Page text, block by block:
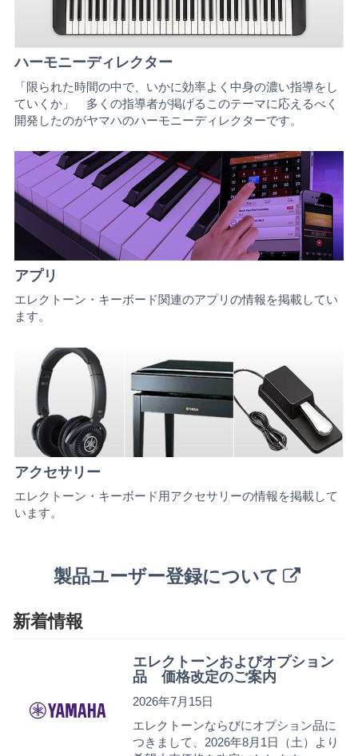
ハーモニーディレクター
「限られた時間の中で、いかに効率よく中身の濃い指導をし
ていくか」 多くの指導者が掲げるこのテーマに応えるべく
開発したのがヤマハのハーモニーディレクターです。
アプリ
エレクトーン・キーボード関連のアプリの情報を掲載してい
ます。
アクセサリー
エレクトーン・キーボード用アクセサリーの情報を掲載して
います。
製品ユーザー登録について
新着情報
エレクトーンおよびオプション
品 価格改定のご案内
2026年7月15日
エレクトーンならびにオプション品に
つきまして、2026年8月1日（土）より